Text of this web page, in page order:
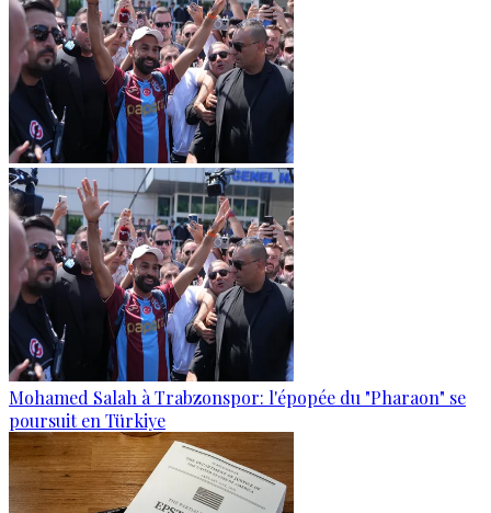
Mohamed Salah à Trabzonspor: l'épopée du "Pharaon" se
poursuit en Türkiye